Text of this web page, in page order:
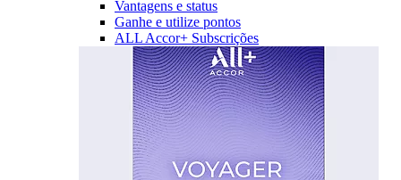
Vantagens e status
Ganhe e utilize pontos
ALL Accor+ Subscrições